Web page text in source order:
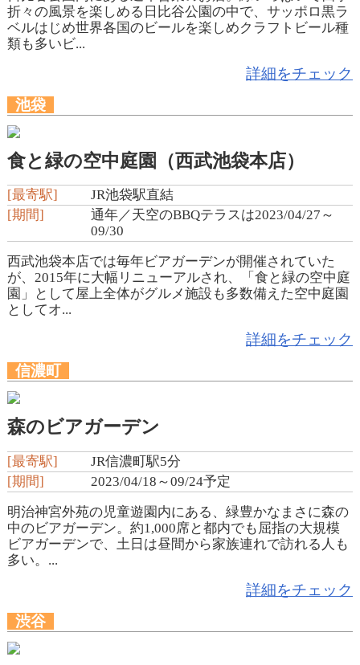
折々の風景を楽しめる日比谷公園の中で、サッポロ黒ラ
ベルはじめ世界各国のビールを楽しめクラフトビール種
類も多いビ...
詳細をチェック
池袋
食と緑の空中庭園（西武池袋本店）
[最寄駅]
JR池袋駅直結
[期間]
通年／天空のBBQテラスは2023/04/27～
09/30
西武池袋本店では毎年ビアガーデンが開催されていた
が、2015年に大幅リニューアルされ、「食と緑の空中庭
園」として屋上全体がグルメ施設も多数備えた空中庭園
としてオ...
詳細をチェック
信濃町
森のビアガーデン
[最寄駅]
JR信濃町駅5分
[期間]
2023/04/18～09/24予定
明治神宮外苑の児童遊園内にある、緑豊かなまさに森の
中のビアガーデン。約1,000席と都内でも屈指の大規模
ビアガーデンで、土日は昼間から家族連れで訪れる人も
多い。...
詳細をチェック
渋谷